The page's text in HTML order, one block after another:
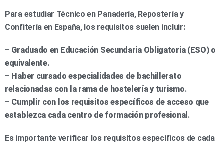
Para estudiar Técnico en Panadería, Repostería y
Confitería en España, los requisitos suelen incluir:
– Graduado en Educación Secundaria Obligatoria (ESO) o
equivalente.
– Haber cursado especialidades de bachillerato
relacionadas con la rama de hostelería y turismo.
– Cumplir con los requisitos específicos de acceso que
establezca cada centro de formación profesional .
Es importante verificar los requisitos específicos de cada